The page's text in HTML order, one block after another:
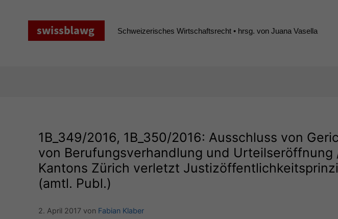
Schweizerisches Wirtschaftsrecht • hrsg. von Juana Vasella
1B_349/2016, 1B_350/2016: Ausschluss von
von Berufungsverhandlung und Urteilseröffnung
Kantons Zürich verletzt
(amtl. Publ.)
2. April 2017 von Fabian Klaber